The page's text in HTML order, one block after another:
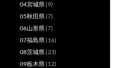
04宮城県(9)
05秋田県(7)
06山形県(7)
07福島県(16)
08茨城県(23)
09栃木県(12)